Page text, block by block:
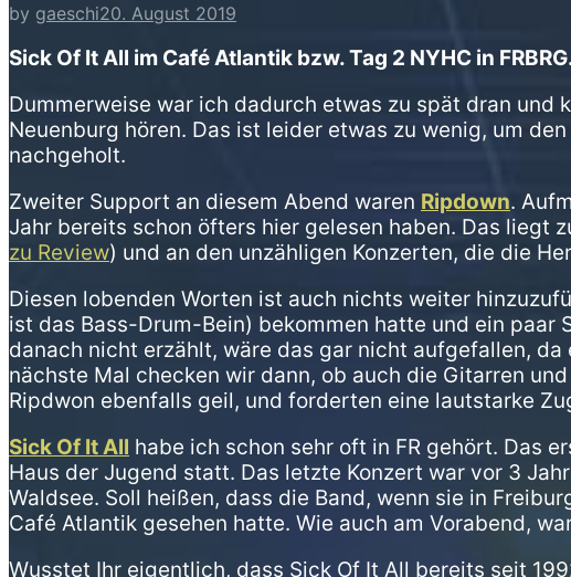
by gaeschi20. August 2019
Sick Of It All im Café Atlantik bzw. Tag 2 NYHC in
Dummerweise war ich dadurch etwas zu spät dran und
Neuenburg hören. Das ist leider etwas zu wenig, um
nachgeholt.
Zweiter Support an diesem Abend waren Ripdown.
Jahr bereits schon öfters hier gelesen haben. Das liegt
zu Review) und an den unzähligen Konzerten, die die
Diesen lobenden Worten ist auch nichts weiter
ist das Bass-Drum-Bein) bekommen hatte und ein paar
danach nicht erzählt, wäre das gar nicht aufgefallen,
nächste Mal checken wir dann, ob auch die Gitarren
Ripdwon ebenfalls geil, und forderten eine lautstarke
Sick Of It All habe ich schon sehr oft in FR gehört. Das
Haus der Jugend statt. Das letzte Konzert war vor 3
Waldsee. Soll heißen, dass die Band, wenn sie in
Café Atlantik gesehen hatte. Wie auch am Vorabend,
Wusstet Ihr eigentlich, dass Sick Of It All bereits seit